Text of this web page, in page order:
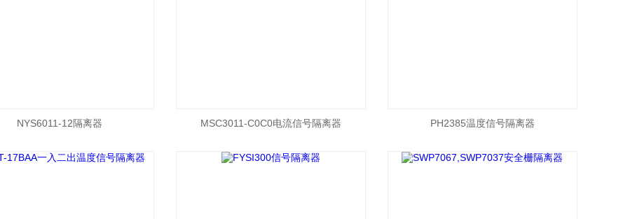
NYS6011-12隔离器 MSC3011-C0C0电流信号隔离器 ​PH2385温度信号隔离器